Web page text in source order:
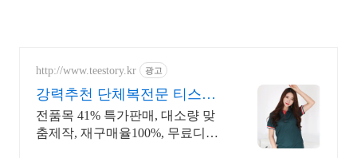
http://www.teestory.kr 광고
강력추천 단체복전문 티스토
리 16년 전통의 전문업체
전품목 41% 특가판매, 대소량 맞
춤제작, 재구매율100%, 무료디자